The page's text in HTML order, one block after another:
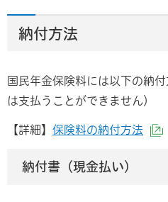
納付方法
国民年金保険料には以下の納
は支払うことができません）
【詳細】 保険料の納付方法
納付書（現金払い）